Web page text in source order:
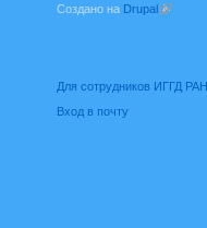
Создано на Drupal
Для сотрудников ИГГД РАН
Вход в почту